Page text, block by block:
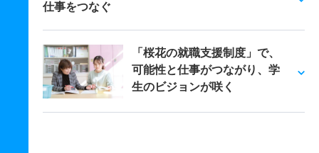
仕事をつなぐ
「桜花の就職支援制度」で、
可能性と仕事がつながり、学
生のビジョンが咲く